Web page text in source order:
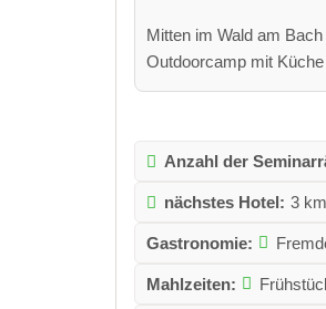
Mitten im Wald am
Outdoorcamp mit
Anzahl der
nächstes Hotel: 3 km
Gastronomie:
Mahlzeiten: